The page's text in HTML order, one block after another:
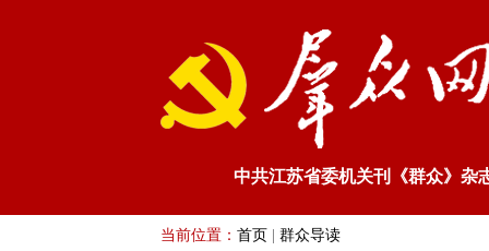
中共江苏省委机关刊《群众》杂
当前位置： 首页 群众导读